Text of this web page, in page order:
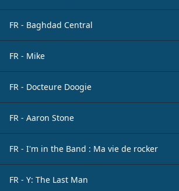
FR - Baghdad Central
FR - Mike
FR - Docteure Doogie
FR - Aaron Stone
FR - I'm in the Band : Ma vie de rocker
FR - Y: The Last Man